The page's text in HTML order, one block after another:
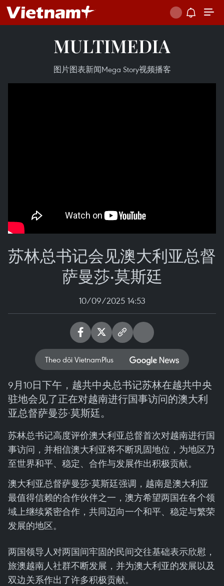
MULTIMEDIA
图片图表新闻Mega Story视频播客
苏林总书记会见澳大利亚总督
萨曼莎·莫斯廷
10/09/2025 14:53
Theo dõi VietnamPlus
9月10日下午，越共中央总书记苏林在越共中央
驻地会见了正在对越南进行国事访问的澳大利
亚总督萨曼莎·莫斯廷。
苏林总书记高度评价澳大利亚总督首次对越南进行国
事访问，并相信澳大利亚将不断巩固地位，为地区乃
至世界和平、稳定、合作与发展作出积极贡献。
澳大利亚总督萨曼莎·莫斯廷强调，越南是澳大利亚
最值得信赖的合作伙伴之一，澳方希望两国在各个领
域上继续紧密合作，共同迈向一个和平、稳定与繁荣
发展的地区。
两国领导人对两国间牢固的民间交往基础表示欣慰，
旅澳越南人社群不断发展，并为澳大利亚的发展以及
双边关系作出了许多积极贡献。